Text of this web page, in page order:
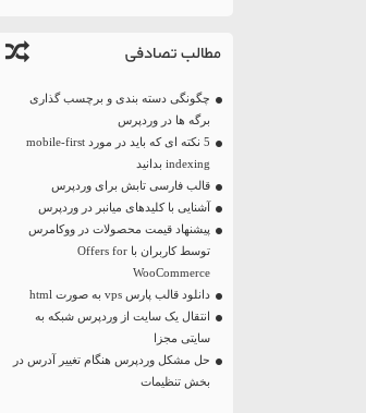
مطالب تصادفی
چگونگی دسته بندی و برچسب گذاری
برگه ها در وردپرس
5 نکته ای که باید در مورد mobile-first
indexing بدانید
قالب فارسی تابش برای وردپرس
آشنایی با کلیدهای میانبر در وردپرس
پیشنهاد قیمت محصولات در ووکامرس
توسط کاربران با Offers for
WooCommerce
دانلود قالب پارس vps به صورت html
انتقال یک سایت از وردپرس شبکه به
سایتی مجزا
حل مشکل وردپرس هنگام تغییر آدرس در
بخش تنظیمات